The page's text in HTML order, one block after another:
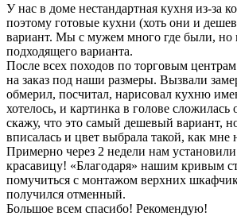
У нас в доме нестандартная кухня из-за
поэтому готовые кухни (хоть они и
вариант. Мы с мужем много где были, но
подходящего варианта.
После всех походов по торговым
на заказ под наши размеры. Вызвали
обмерил, посчитал, нарисовал кухню
хотелось, и картинка в голове сложилась
скажу, что это самый дешевый вариант,
вписалась и цвет выбрала такой, как мне
Примерно через 2 недели нам
красавицу! «Благодаря» нашим кривым
помучиться с монтажом верхних
получился отменный.
Большое всем спасибо! Рекомендую!